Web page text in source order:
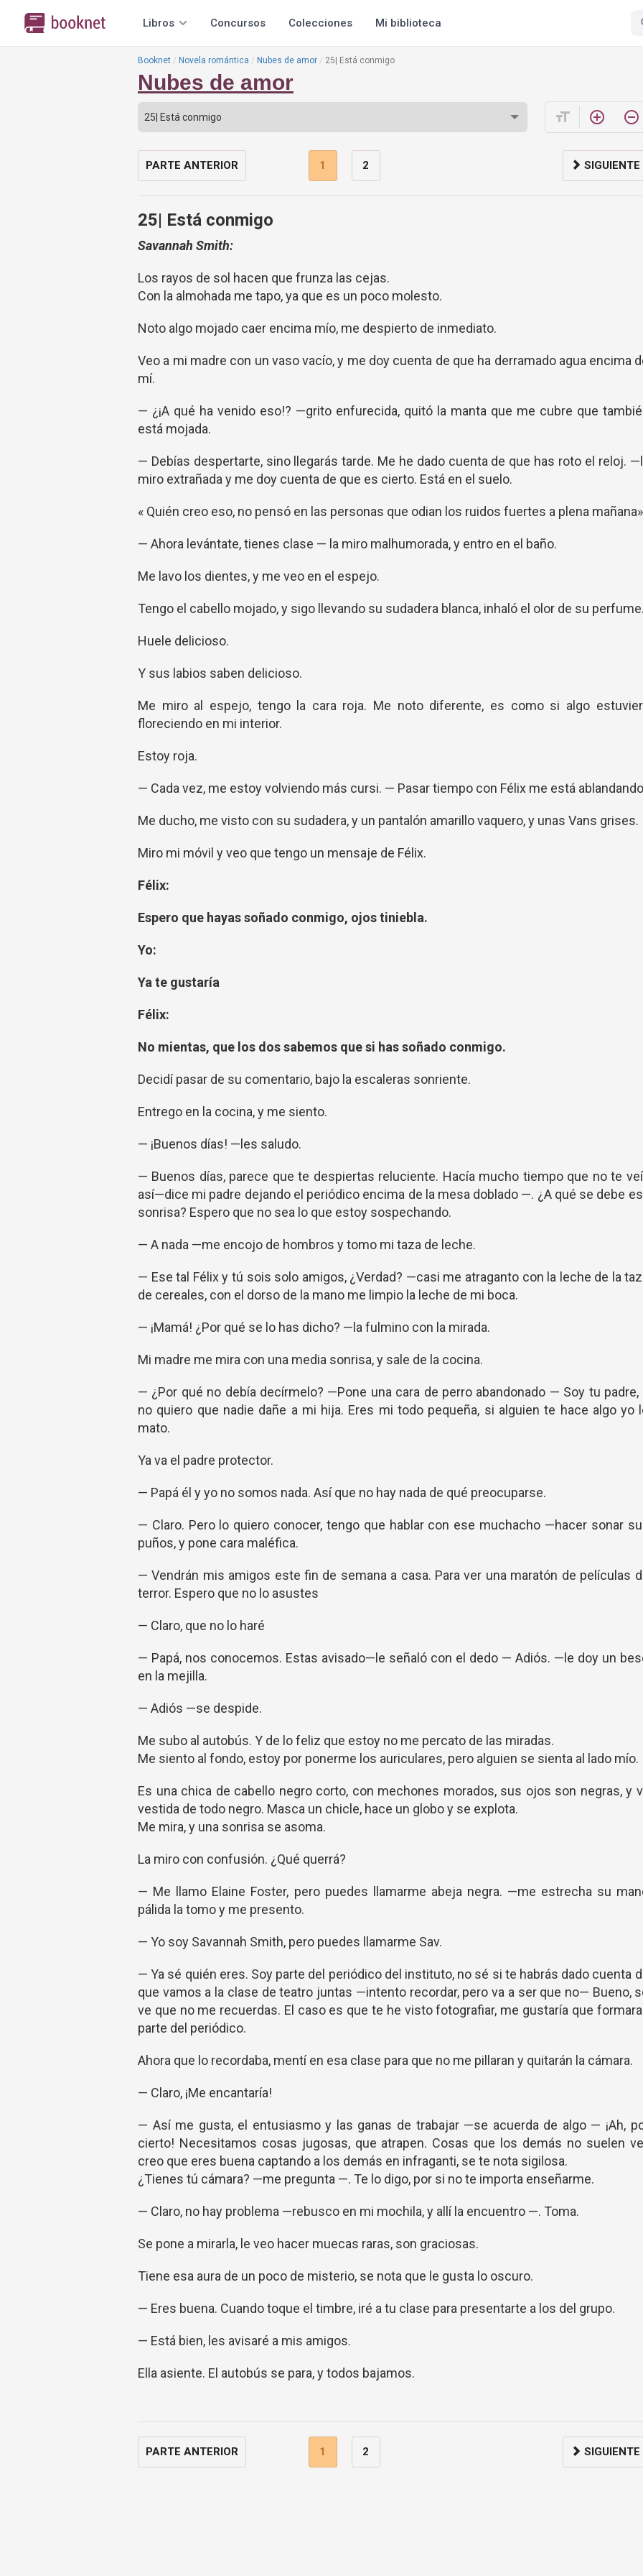
Libros Concursos Colecciones Mi biblioteca
Booknet Novela romántica Nubes de amor 25| Está conmigo
Nubes de amor
format_size add_circle_outline remove_circle_outline
PARTE ANTERIOR 1 2 SIGUIENTE
25| Está conmigo
Savannah Smith:
Los rayos de sol hacen que frunza las cejas.
Con la almohada me tapo, ya que es un poco molesto.
Noto algo mojado caer encima mío, me despierto de inmediato.
Veo a mi madre con un vaso vacío, y me doy cuenta de que ha derramado agua encima
mí.
— ¿¡A qué ha venido eso!? —grito enfurecida, quitó la manta que me cubre que
está mojada.
— Debías despertarte, sino llegarás tarde. Me he dado cuenta de que has roto el reloj.
miro extrañada y me doy cuenta de que es cierto. Está en el suelo.
« Quién creo eso, no pensó en las personas que odian los ruidos fuertes a plena mañana»
— Ahora levántate, tienes clase — la miro malhumorada, y entro en el baño.
Me lavo los dientes, y me veo en el espejo.
Tengo el cabello mojado, y sigo llevando su sudadera blanca, inhaló el olor de su
Huele delicioso.
Y sus labios saben delicioso.
Me miro al espejo, tengo la cara roja. Me noto diferente, es como si algo
floreciendo en mi interior.
Estoy roja.
— Cada vez, me estoy volviendo más cursi. — Pasar tiempo con Félix me está
Me ducho, me visto con su sudadera, y un pantalón amarillo vaquero, y unas Vans grises.
Miro mi móvil y veo que tengo un mensaje de Félix.
Félix:
Espero que hayas soñado conmigo, ojos tiniebla.
Yo:
Ya te gustaría
Félix:
No mientas, que los dos sabemos que si has soñado conmigo.
Decidí pasar de su comentario, bajo la escaleras sonriente.
Entrego en la cocina, y me siento.
— ¡Buenos días! —les saludo.
— Buenos días, parece que te despiertas reluciente. Hacía mucho tiempo que no te
así—dice mi padre dejando el periódico encima de la mesa doblado —. ¿A qué se debe
sonrisa? Espero que no sea lo que estoy sospechando.
— A nada —me encojo de hombros y tomo mi taza de leche.
— Ese tal Félix y tú sois solo amigos, ¿Verdad? —casi me atraganto con la leche de la
de cereales, con el dorso de la mano me limpio la leche de mi boca.
— ¡Mamá! ¿Por qué se lo has dicho? —la fulmino con la mirada.
Mi madre me mira con una media sonrisa, y sale de la cocina.
— ¿Por qué no debía decírmelo? —Pone una cara de perro abandonado — Soy tu padre,
no quiero que nadie dañe a mi hija. Eres mi todo pequeña, si alguien te hace algo yo
mato.
Ya va el padre protector.
— Papá él y yo no somos nada. Así que no hay nada de qué preocuparse.
— Claro. Pero lo quiero conocer, tengo que hablar con ese muchacho —hacer sonar
puños, y pone cara maléfica.
— Vendrán mis amigos este fin de semana a casa. Para ver una maratón de películas
terror. Espero que no lo asustes
— Claro, que no lo haré
— Papá, nos conocemos. Estas avisado—le señaló con el dedo — Adiós. —le doy un
en la mejilla.
— Adiós —se despide.
Me subo al autobús. Y de lo feliz que estoy no me percato de las miradas.
Me siento al fondo, estoy por ponerme los auriculares, pero alguien se sienta al lado mío.
Es una chica de cabello negro corto, con mechones morados, sus ojos son negras, y
vestida de todo negro. Masca un chicle, hace un globo y se explota.
Me mira, y una sonrisa se asoma.
La miro con confusión. ¿Qué querrá?
— Me llamo Elaine Foster, pero puedes llamarme abeja negra. —me estrecha su
pálida la tomo y me presento.
— Yo soy Savannah Smith, pero puedes llamarme Sav.
— Ya sé quién eres. Soy parte del periódico del instituto, no sé si te habrás dado cuenta
que vamos a la clase de teatro juntas —intento recordar, pero va a ser que no— Bueno,
ve que no me recuerdas. El caso es que te he visto fotografiar, me gustaría que
parte del periódico.
Ahora que lo recordaba, mentí en esa clase para que no me pillaran y quitarán la cámara.
— Claro, ¡Me encantaría!
— Así me gusta, el entusiasmo y las ganas de trabajar —se acuerda de algo — ¡Ah,
cierto! Necesitamos cosas jugosas, que atrapen. Cosas que los demás no suelen
creo que eres buena captando a los demás en infraganti, se te nota sigilosa.
¿Tienes tú cámara? —me pregunta —. Te lo digo, por si no te importa enseñarme.
— Claro, no hay problema —rebusco en mi mochila, y allí la encuentro —. Toma.
Se pone a mirarla, le veo hacer muecas raras, son graciosas.
Tiene esa aura de un poco de misterio, se nota que le gusta lo oscuro.
— Eres buena. Cuando toque el timbre, iré a tu clase para presentarte a los del grupo.
— Está bien, les avisaré a mis amigos.
Ella asiente. El autobús se para, y todos bajamos.
PARTE ANTERIOR 1 2 SIGUIENTE